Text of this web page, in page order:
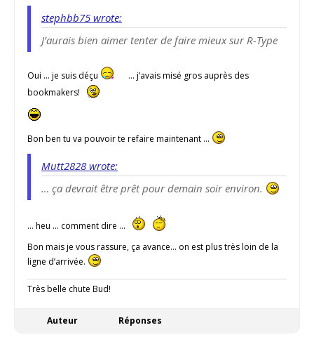
stephbb75 wrote:
J’aurais bien aimer tenter de faire mieux sur R-Type
Oui … je suis déçu
… j’avais misé gros auprès des
bookmakers!
Bon ben tu va pouvoir te refaire maintenant …
Mutt2828 wrote:
… ça devrait être prêt pour demain soir environ.
… heu … comment dire …
Bon mais je vous rassure, ça avance… on est plus très loin de la
ligne d’arrivée.
Très belle chute Bud!
Auteur Réponses